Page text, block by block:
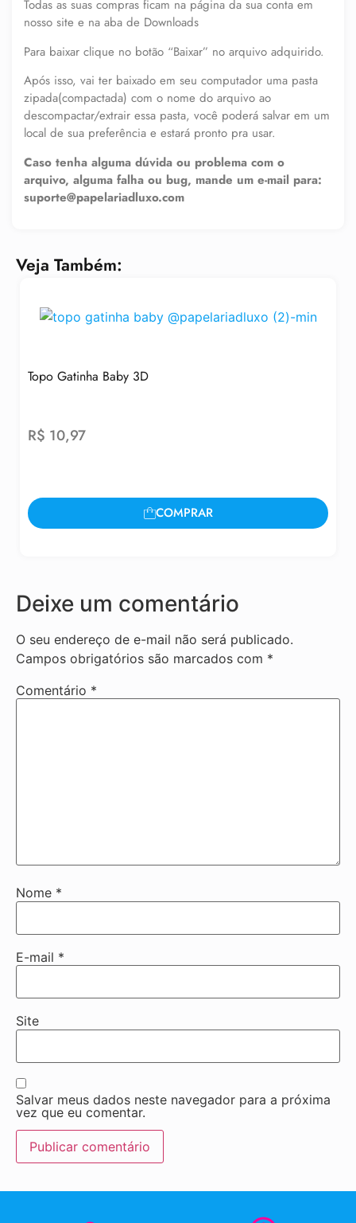
Todas as suas compras ficam na página da sua conta em
nosso site e na aba de Downloads
Para baixar clique no botão “Baixar” no arquivo adquirido.
Após isso, vai ter baixado em seu computador uma pasta
zipada(compactada) com o nome do arquivo ao
descompactar/extrair essa pasta, você poderá salvar em um
local de sua preferência e estará pronto pra usar.
Caso tenha alguma dúvida ou problema com o
arquivo, alguma falha ou bug, mande um e-mail para:
suporte@papelariadluxo.com
Veja Também:
Topo Gatinha Baby 3D
R$ 10,97
COMPRAR
Deixe um comentário
O seu endereço de e-mail não será publicado.
Campos obrigatórios são marcados com *
Comentário *
Nome *
E-mail *
Site
Salvar meus dados neste navegador para a próxima
vez que eu comentar.